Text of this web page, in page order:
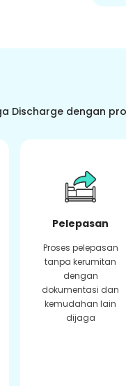
Discharge dengan
Pelepasan
Proses pelepasan
tanpa kerumitan
dengan
dokumentasi dan
kemudahan lain
dijaga